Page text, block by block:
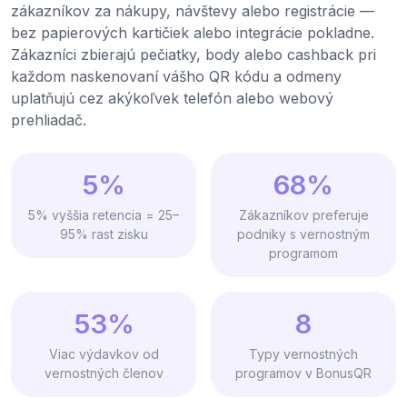
zákazníkov za nákupy, návštevy alebo registrácie —
bez papierových kartičiek alebo integrácie pokladne.
Zákazníci zbierajú pečiatky, body alebo cashback pri
každom naskenovaní vášho QR kódu a odmeny
uplatňujú cez akýkoľvek telefón alebo webový
prehliadač.
5%
5% vyššia retencia = 25–
95% rast zisku
68%
Zákazníkov preferuje
podniky s vernostným
programom
53%
Viac výdavkov od
vernostných členov
8
Typy vernostných
programov v BonusQR